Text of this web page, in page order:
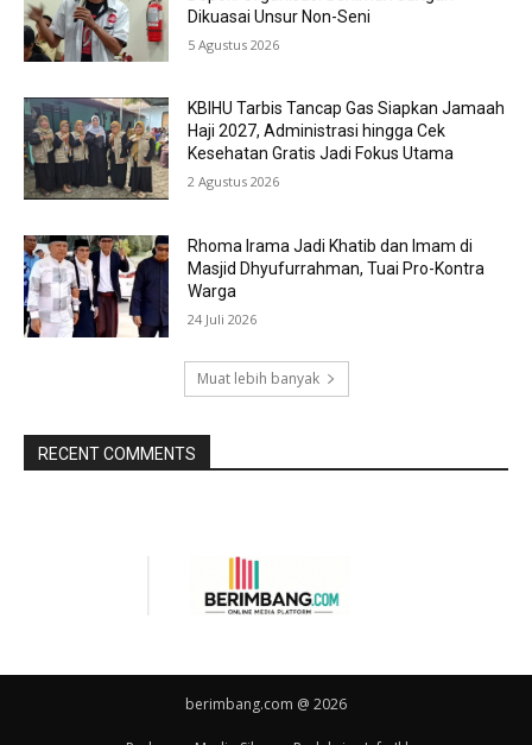
Dikuasai Unsur Non-Seni
5 Agustus 2026
KBIHU Tarbis Tancap Gas Siapkan Jamaah
Haji 2027, Administrasi hingga Cek
Kesehatan Gratis Jadi Fokus Utama
2 Agustus 2026
Rhoma Irama Jadi Khatib dan Imam di
Masjid Dhyufurrahman, Tuai Pro-Kontra
Warga
24 Juli 2026
Muat lebih banyak
RECENT COMMENTS
berimbang.com @ 2026